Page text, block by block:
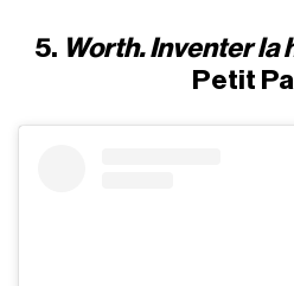
5. Worth. Inventer la
Petit